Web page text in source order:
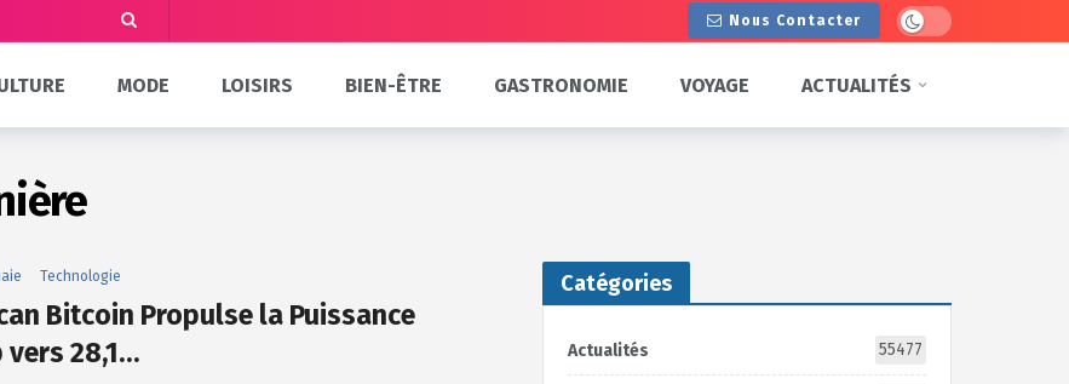
Nous Contacter Dark mode
MODE LOISIRS BIEN-ÊTRE GASTRONOMIE VOYAGE ACTUALITÉS
Technologie
Bitcoin Propulse la Puissance
vers 28,1…
Catégories
Actualités 55477